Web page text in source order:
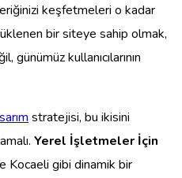
keşfetmeleri o kadar
bir siteye sahip olmak,
kullanıcılarının
stratejisi, bu ikisini
Yerel İşletmeler İçin
Kocaeli gibi dinamik bir